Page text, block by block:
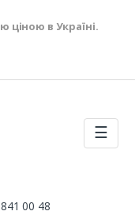
ціною в Україні.
☰
00 48